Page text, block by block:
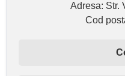
Adresa: Str.
Cod